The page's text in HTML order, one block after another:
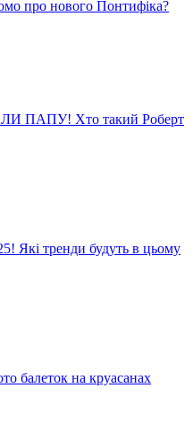
про нового Понтифіка?
ПАПУ! Хто такий Роберт
Які тренди будуть в цьому
на круасанах